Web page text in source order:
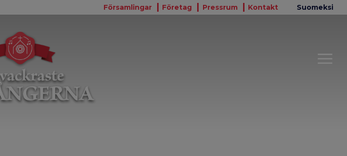
Församlingar Företag Pressrum Kontakt Suomeksi